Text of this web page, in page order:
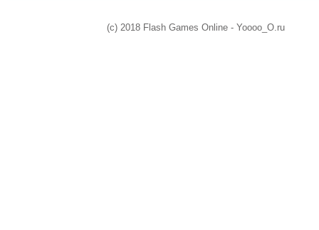
(c) 2018 Flash Games Online - Yoooo_O.ru